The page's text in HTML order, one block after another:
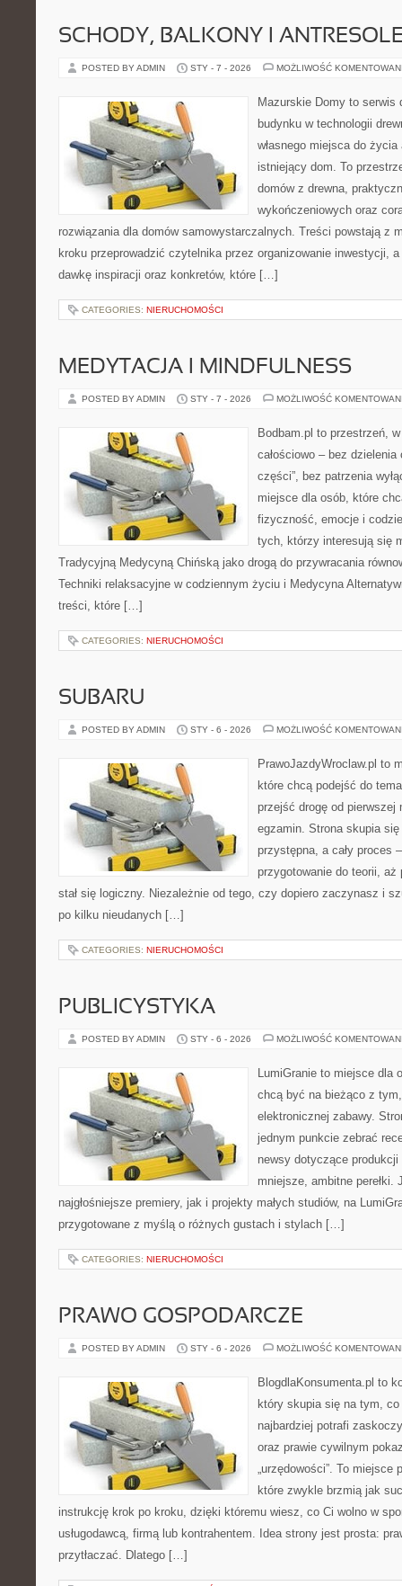
SCHODY, BALKONY I
POSTED BY ADMIN STY - 7 - 2026 MOŻLIWOŚĆ
Mazurskie Domy to serwis
budynku w technologii
własnego miejsca do
istniejący dom. To
domów z drewna,
wykończeniowych oraz
rozwiązania dla domów samowystarczalnych. Treści powstają z
kroku przeprowadzić czytelnika przez organizowanie inwestycji,
dawkę inspiracji oraz konkretów, które […]
CATEGORIES: NIERUCHOMOŚCI
MEDYTACJA I MINDFULNESS
POSTED BY ADMIN STY - 7 - 2026 MOŻLIWOŚĆ
Bodbam.pl to przestrzeń,
całościowo – bez dzielenia
części”, bez patrzenia
miejsce dla osób, które
fizyczność, emocje i
tych, którzy interesują się
Tradycyjną Medycyną Chińską jako drogą do przywracania
Techniki relaksacyjne w codziennym życiu i Medycyna
treści, które […]
CATEGORIES: NIERUCHOMOŚCI
SUBARU
POSTED BY ADMIN STY - 6 - 2026 MOŻLIWOŚĆ
PrawoJazdyWroclaw.pl to
które chcą podejść do
przejść drogę od
egzamin. Strona skupia
przystępna, a cały proces
przygotowanie do teorii,
stał się logiczny. Niezależnie od tego, czy dopiero zaczynasz i
po kilku nieudanych […]
CATEGORIES: NIERUCHOMOŚCI
PUBLICYSTYKA
POSTED BY ADMIN STY - 6 - 2026 MOŻLIWOŚĆ
LumiGranie to miejsce dla
chcą być na bieżąco z
elektronicznej zabawy.
jednym punkcie zebrać
newsy dotyczące
mniejsze, ambitne perełki.
najgłośniejsze premiery, jak i projekty małych studiów, na
przygotowane z myślą o różnych gustach i stylach […]
CATEGORIES: NIERUCHOMOŚCI
PRAWO GOSPODARCZE
POSTED BY ADMIN STY - 6 - 2026 MOŻLIWOŚĆ
BlogdlaKonsumenta.pl to
który skupia się na tym,
najbardziej potrafi
oraz prawie cywilnym
„urzędowości”. To miejsce
które zwykle brzmią jak
instrukcję krok po kroku, dzięki któremu wiesz, co Ci wolno w
usługodawcą, firmą lub kontrahentem. Idea strony jest prosta:
przytłaczać. Dlatego […]